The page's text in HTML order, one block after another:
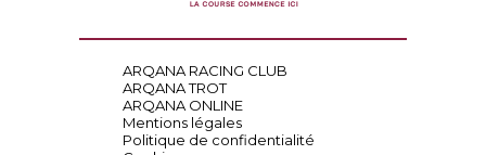
ARQANA RACING CLUB
ARQANA TROT
ARQANA ONLINE
Mentions légales
Politique de confidentialité